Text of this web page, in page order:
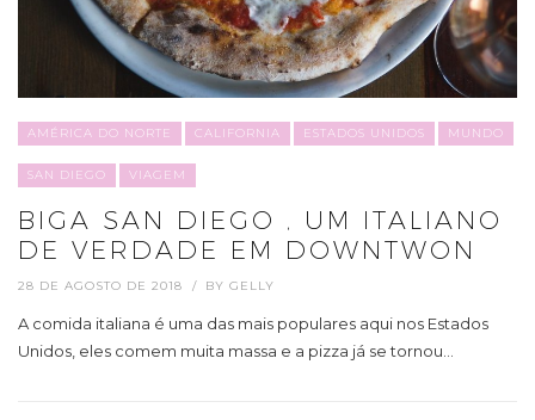
AMÉRICA DO NORTE CALIFORNIA ESTADOS UNIDOS MUNDO
SAN DIEGO VIAGEM
BIGA SAN DIEGO , UM ITALIANO
DE VERDADE EM DOWNTWON
28 DE AGOSTO DE 2018 BY GELLY
A comida italiana é uma das mais populares aqui nos Estados
Unidos, eles comem muita massa e a pizza já se tornou…